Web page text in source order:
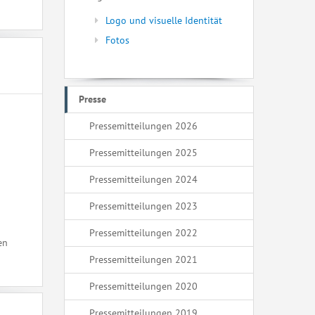
Logo und visuelle Identität
Fotos
Presse
Pressemitteilungen 2026
Pressemitteilungen 2025
Pressemitteilungen 2024
Pressemitteilungen 2023
Pressemitteilungen 2022
Pressemitteilungen 2021
Pressemitteilungen 2020